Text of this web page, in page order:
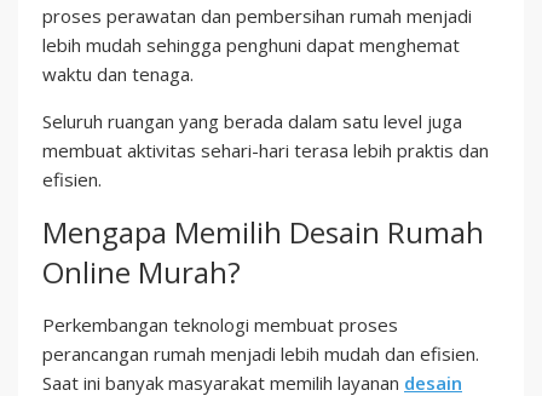
proses perawatan dan pembersihan rumah menjadi
lebih mudah sehingga penghuni dapat menghemat
waktu dan tenaga.
Seluruh ruangan yang berada dalam satu level juga
membuat aktivitas sehari-hari terasa lebih praktis dan
efisien.
Mengapa Memilih Desain Rumah
Online Murah?
Perkembangan teknologi membuat proses
perancangan rumah menjadi lebih mudah dan efisien.
Saat ini banyak masyarakat memilih layanan desain